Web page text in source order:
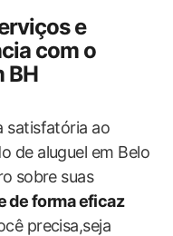
e
com‌ o
BH
satisfatória ao‌
de aluguel ‌em Belo
⁤sobre‌ suas
de forma eficaz
precisa,seja